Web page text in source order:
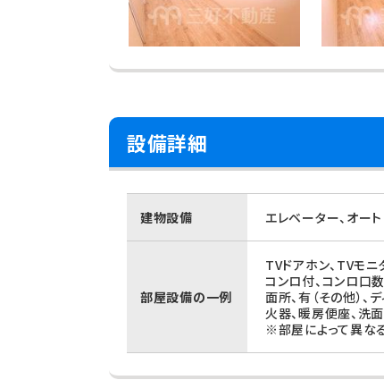
設備詳細
建物設備 エレベーター、オー
部屋設備の一例
TVドアホン、TVモニ
コンロ付、コンロ口
面所、有（その他）、
火器、暖房便座、洗
※部屋によって異な